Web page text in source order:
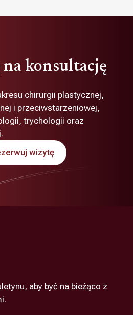
na konsultację
chirurgii plastycznej,
i przeciwstarzeniowej,
trychologii oraz
wizytę
aby być na bieżąco z